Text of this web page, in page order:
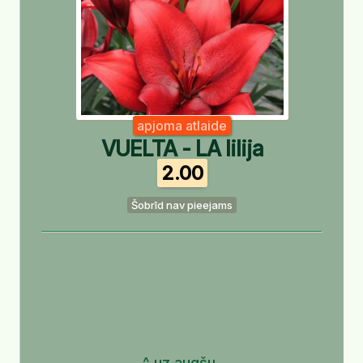
apjoma atlaide
VUELTA - LA lilija
2.00
Šobrīd nav pieejams